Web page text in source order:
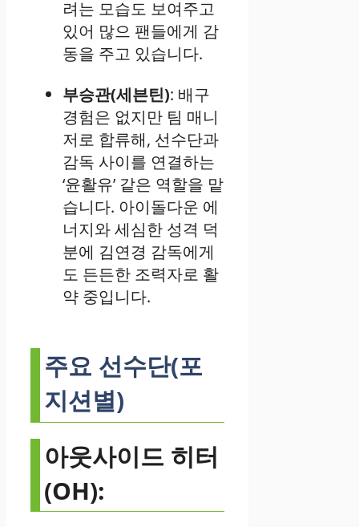
려는 모습도 보여주고
있어 많으 팬들에게 감
동을 주고 있습니다.
부승관(세븐틴): 배구
경험은 없지만 팀 매니
저로 합류해, 선수단과
감독 사이를 연결하는
‘윤활유’ 같은 역할을 맡
습니다. 아이돌다운 에
너지와 세심한 성격 덕
분에 김연경 감독에게
도 든든한 조력자로 활
약 중입니다.
주요 선수단(포
지션별)
아웃사이드 히터
(OH):